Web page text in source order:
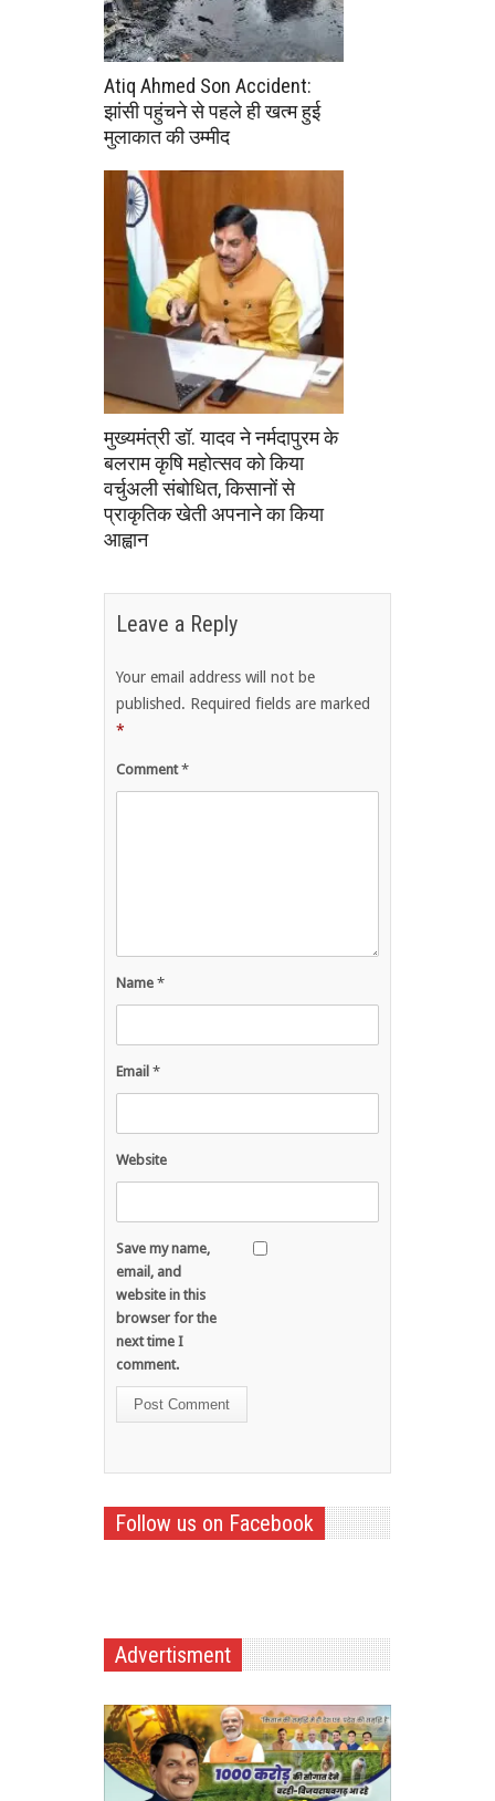
Atiq Ahmed Son Accident:
झांसी पहुंचने से पहले ही खत्म हुई
मुलाकात की उम्मीद
मुख्यमंत्री डॉ. यादव ने नर्मदापुरम के
बलराम कृषि महोत्सव को किया
वर्चुअली संबोधित, किसानों से
प्राकृतिक खेती अपनाने का किया
आह्वान
Leave a Reply
Your email address will not be
published. Required fields are marked
*
Comment*
Name *
Email *
Website
Save my name,
email, and
website in this
browser for the
next time I
comment.
Follow us on Facebook
Advertisment